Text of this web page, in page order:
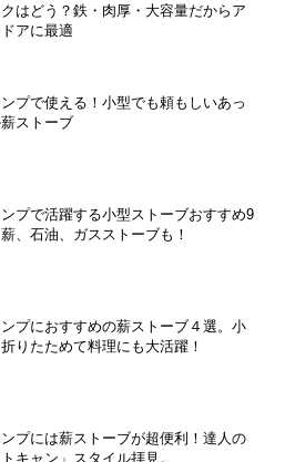
はどう？鉄・肉厚・大容量だからア
アに最適
プで使える！小型でも頼もしいあっ
ストーブ
プで活躍する小型ストーブおすすめ9
、石油、ガスストーブも！
プにおすすめの薪ストーブ４選。小
りたためて料理にも大活躍！
プには薪ストーブが超便利！達人の
トキャン」スタイル拝見。